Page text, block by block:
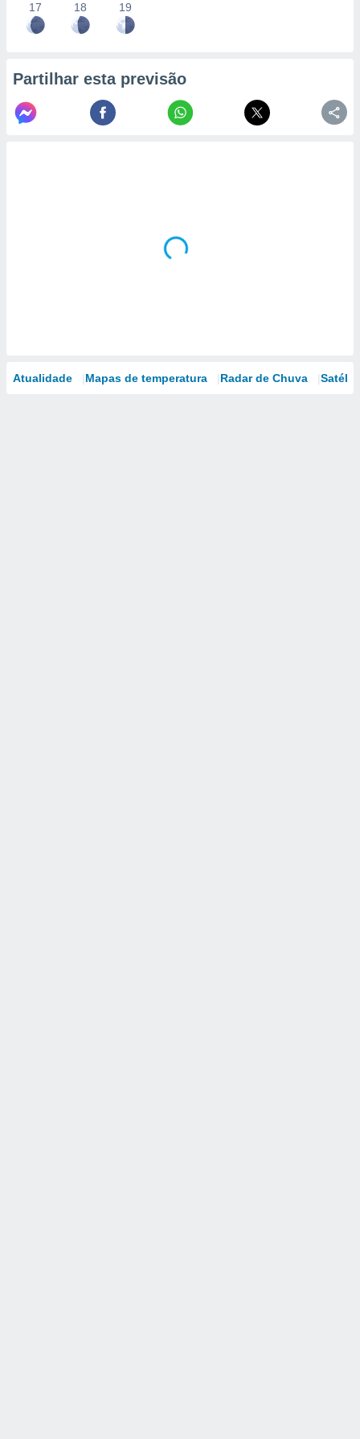
17 18 19
Partilhar esta previsão
Atualidade Mapas de temperatura Radar de Chuva